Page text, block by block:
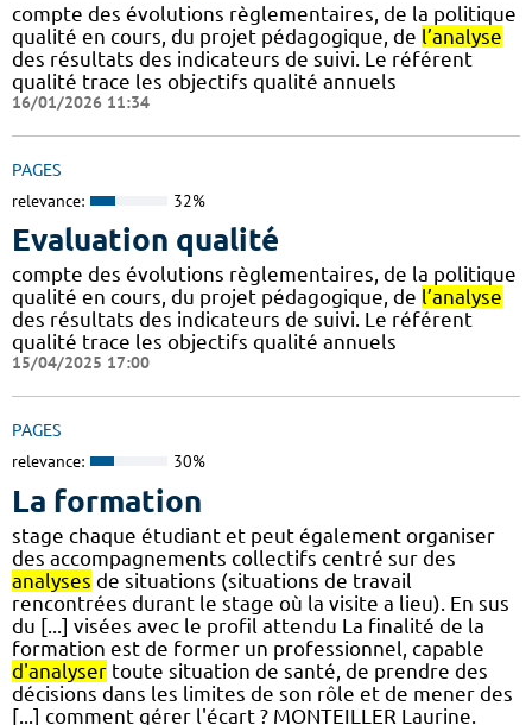
compte des évolutions règlementaires, de la politique
qualité en cours, du projet pédagogique, de l’analyse
des résultats des indicateurs de suivi. Le référent
qualité trace les objectifs qualité annuels
16/01/2026 11:34
PAGES
relevance: 32%
Evaluation qualité
compte des évolutions règlementaires, de la politique
qualité en cours, du projet pédagogique, de l’analyse
des résultats des indicateurs de suivi. Le référent
qualité trace les objectifs qualité annuels
15/04/2025 17:00
PAGES
relevance: 30%
La formation
stage chaque étudiant et peut également organiser
des accompagnements collectifs centré sur des
analyses de situations (situations de travail
rencontrées durant le stage où la visite a lieu). En sus
du [...] visées avec le profil attendu La finalité de la
formation est de former un professionnel, capable
d'analyser toute situation de santé, de prendre des
décisions dans les limites de son rôle et de mener des
[...] comment gérer l'écart ? MONTEILLER Laurine.